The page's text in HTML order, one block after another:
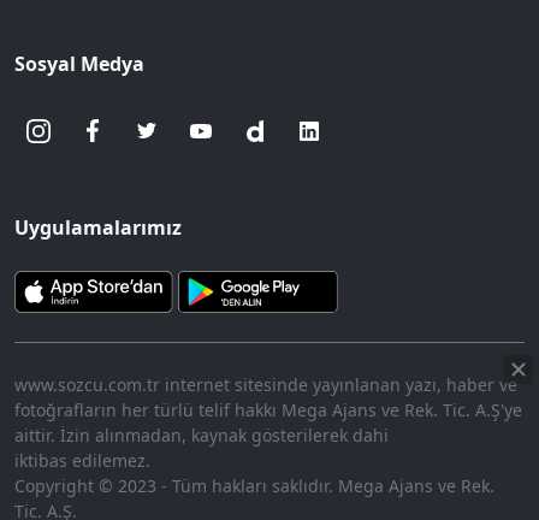
Sosyal Medya
Uygulamalarımız
www.sozcu.com.tr internet sitesinde yayınlanan yazı, haber ve
fotoğrafların her türlü telif hakkı Mega Ajans ve Rek. Tic. A.Ş'ye
aittir. İzin alınmadan, kaynak gösterilerek dahi
iktibas edilemez.
Copyright © 2023 - Tüm hakları saklıdır. Mega Ajans ve Rek.
Tic. A.Ş.